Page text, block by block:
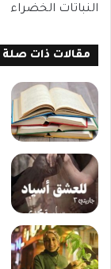
النباتات الخضراء
مقالات ذات صلة